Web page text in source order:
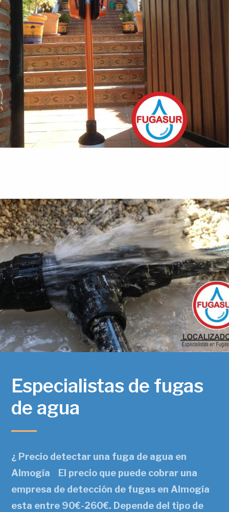
Especialistas de fugas
de agua
¿ Precio detectar una fuga de agua en
Almogía El precio que puede cobrar una
empresa de detección de fugas en Almogía
esta entre 90€-260€. Depende del tipo de